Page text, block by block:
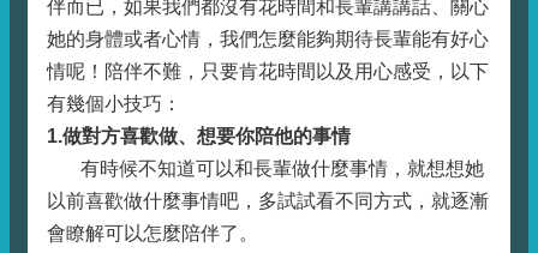
伴而已，如果我們都沒有花時間和長輩講講話、關心
她的身體或者心情，我們怎麼能夠期待長輩能有好心
情呢！陪伴不難，只要肯花時間以及用心感受，以下
有幾個小技巧：
1.做對方喜歡做、想要你陪他的事情
有時候不知道可以和長輩做什麼事情，就想想她
以前喜歡做什麼事情吧，多試試看不同方式，就逐漸
會瞭解可以怎麼陪伴了。